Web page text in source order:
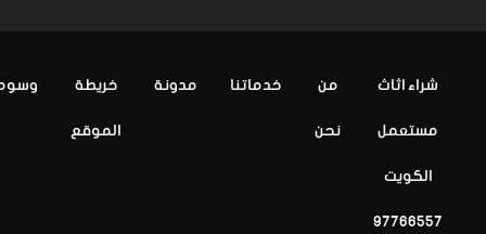
شراء اثاث
مستعمل
الكويت
97766557
من
نحن
خدماتنا مدونة خريطة
الموقع